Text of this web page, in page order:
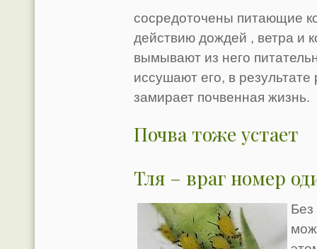
сосредоточены питающие
действию дождей , ветра и
вымывают из него
иссушают его, в
замирает почвенная жизнь.
Почва тоже устает
Тля – враг номер
Без